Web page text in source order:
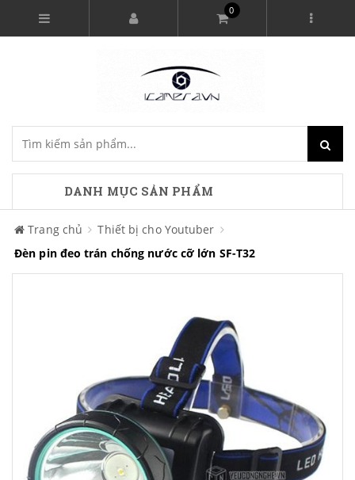
0
DANH MỤC SẢN PHẨM
Trang chủ
Thiết bị cho Youtuber
Đèn pin đeo trán chống nước cỡ lớn SF-T32